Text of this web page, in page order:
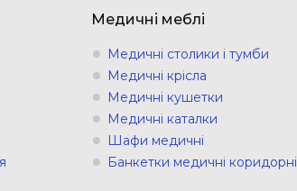
Медичні меблі
Медичні столики і тумби
Медичні крісла
Медичні кушетки
Медичні каталки
Шафи медичні
Банкетки медичні коридорні